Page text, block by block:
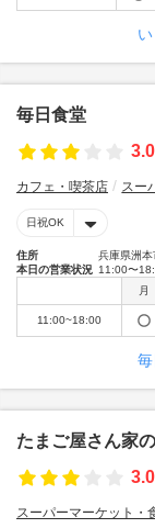
毎日食堂
カフェ・喫茶店 スー
日祝OK
住所
兵庫県洲本
本日の営業状況 11:00〜
月
11:00~18:00
たまご屋さん家
スーパーマーケット・